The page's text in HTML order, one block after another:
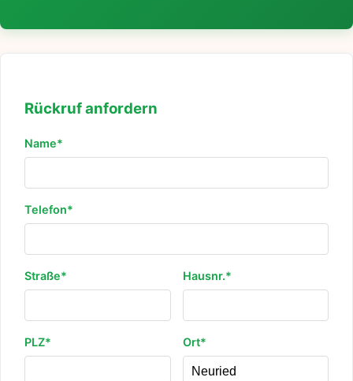
Rückruf anfordern
Name*
Telefon*
Straße* Hausnr.*
PLZ* Ort*